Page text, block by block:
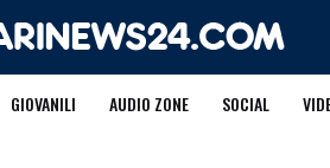
GIOVANILI AUDIO ZONE SOCIAL